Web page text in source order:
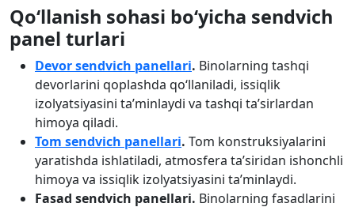
Qo‘llanish sohasi bo‘yicha sendvich
panel turlari
Devor sendvich panellari. Binolarning tashqi
devorlarini qoplashda qo‘llaniladi, issiqlik
izolyatsiyasini ta’minlaydi va tashqi ta’sirlardan
himoya qiladi.
Tom sendvich panellari. Tom konstruksiyalarini
yaratishda ishlatiladi, atmosfera ta’siridan ishonchli
himoya va issiqlik izolyatsiyasini ta’minlaydi.
Fasad sendvich panellari. Binolarning fasadlarini